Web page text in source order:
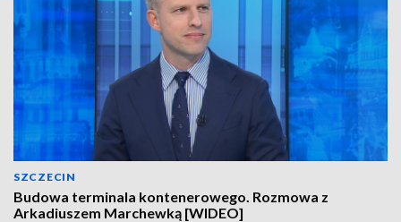
SZCZECIN
Budowa terminala kontenerowego. Rozmowa z
Arkadiuszem Marchewką [WIDEO]